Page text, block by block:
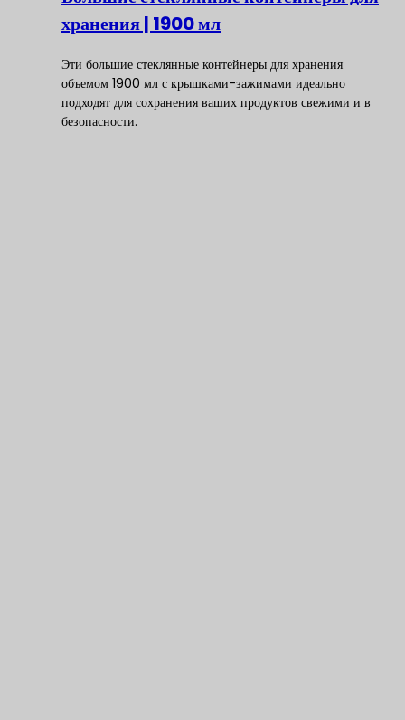
хранения | 1900 мл
Эти большие стеклянные контейнеры для хранения
объемом 1900 мл с крышками-зажимами идеально
подходят для сохранения ваших продуктов свежими и в
безопасности.